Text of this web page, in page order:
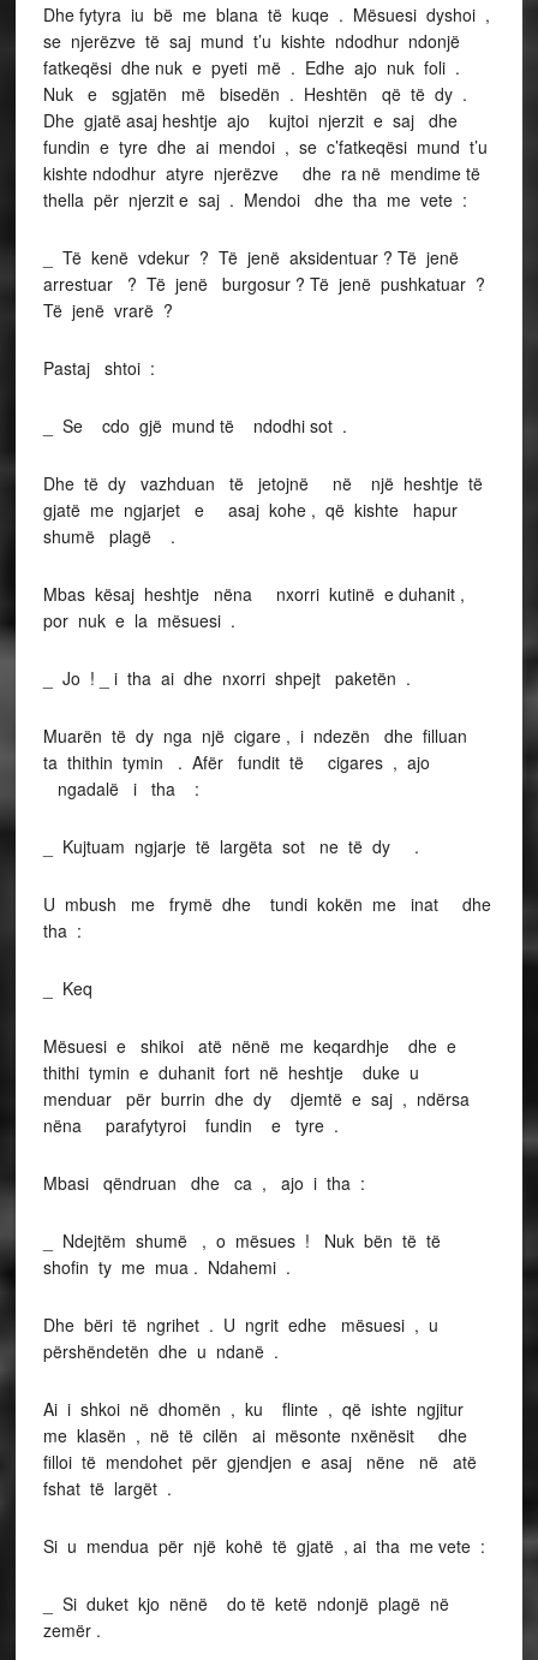
Dhe fytyra iu bë me blana të kuqe . Mësuesi dyshoi ,
se njerëzve të saj mund t’u kishte ndodhur ndonjë
fatkeqësi dhe nuk e pyeti më . Edhe ajo nuk foli .
Nuk e sgjatën më bisedën . Heshtën që të dy .
Dhe gjatë asaj heshtje ajo kujtoi njerzit e saj dhe
fundin e tyre dhe ai mendoi , se c’fatkeqësi mund t’u
kishte ndodhur atyre njerëzve dhe ra në mendime të
thella për njerzit e saj . Mendoi dhe tha me vete :
_ Të kenë vdekur ? Të jenë aksidentuar ? Të jenë
arrestuar ? Të jenë burgosur ? Të jenë pushkatuar ?
Të jenë vrarë ?
Pastaj shtoi :
_ Se cdo gjë mund të ndodhi sot .
Dhe të dy vazhduan të jetojnë në një heshtje të
gjatë me ngjarjet e asaj kohe , që kishte hapur
shumë plagë .
Mbas kësaj heshtje nëna nxorri kutinë e duhanit ,
por nuk e la mësuesi .
_ Jo ! _ i tha ai dhe nxorri shpejt paketën .
Muarën të dy nga një cigare , i ndezën dhe filluan
ta thithin tymin . Afër fundit të cigares , ajo
ngadalë i tha :
_ Kujtuam ngjarje të largëta sot ne të dy .
U mbush me frymë dhe tundi kokën me inat dhe
tha :
_ Keq
Mësuesi e shikoi atë nënë me keqardhje dhe e
thithi tymin e duhanit fort në heshtje duke u
menduar për burrin dhe dy djemtë e saj , ndërsa
nëna parafytyroi fundin e tyre .
Mbasi qëndruan dhe ca , ajo i tha :
_ Ndejtëm shumë , o mësues ! Nuk bën të të
shofin ty me mua . Ndahemi .
Dhe bëri të ngrihet . U ngrit edhe mësuesi , u
përshëndetën dhe u ndanë .
Ai i shkoi në dhomën , ku flinte , që ishte ngjitur
me klasën , në të cilën ai mësonte nxënësit dhe
filloi të mendohet për gjendjen e asaj nëne në atë
fshat të largët .
Si u mendua për një kohë të gjatë , ai tha me vete :
_ Si duket kjo nënë do të ketë ndonjë plagë në
zemër .